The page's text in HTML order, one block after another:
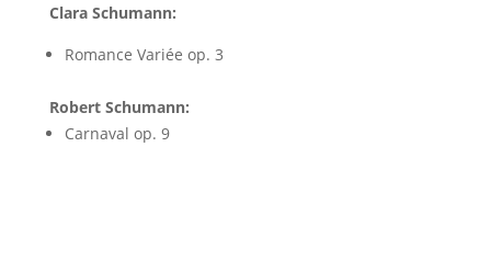
Clara Schumann:
Romance Variée op. 3
Robert Schumann:
Carnaval op. 9